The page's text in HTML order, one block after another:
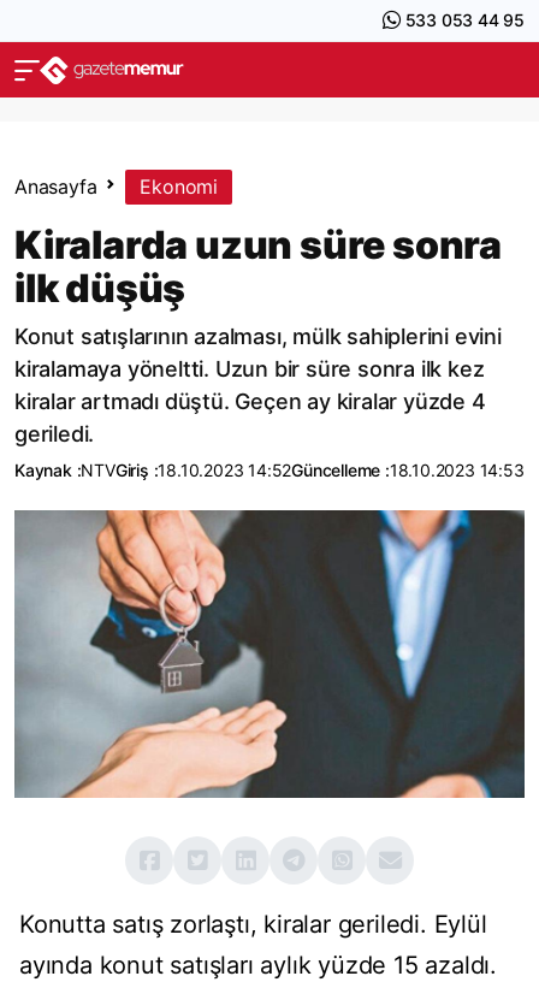
533 053 44 95
Anasayfa Ekonomi
Kiralarda uzun süre sonra
ilk düşüş
Konut satışlarının azalması, mülk sahiplerini evini
kiralamaya yöneltti. Uzun bir süre sonra ilk kez
kiralar artmadı düştü. Geçen ay kiralar yüzde 4
geriledi.
Kaynak :NTVGiriş :18.10.2023 14:52Güncelleme :18.10.2023 14:53
Konutta satış zorlaştı, kiralar geriledi. Eylül
ayında konut satışları aylık yüzde 15 azaldı.